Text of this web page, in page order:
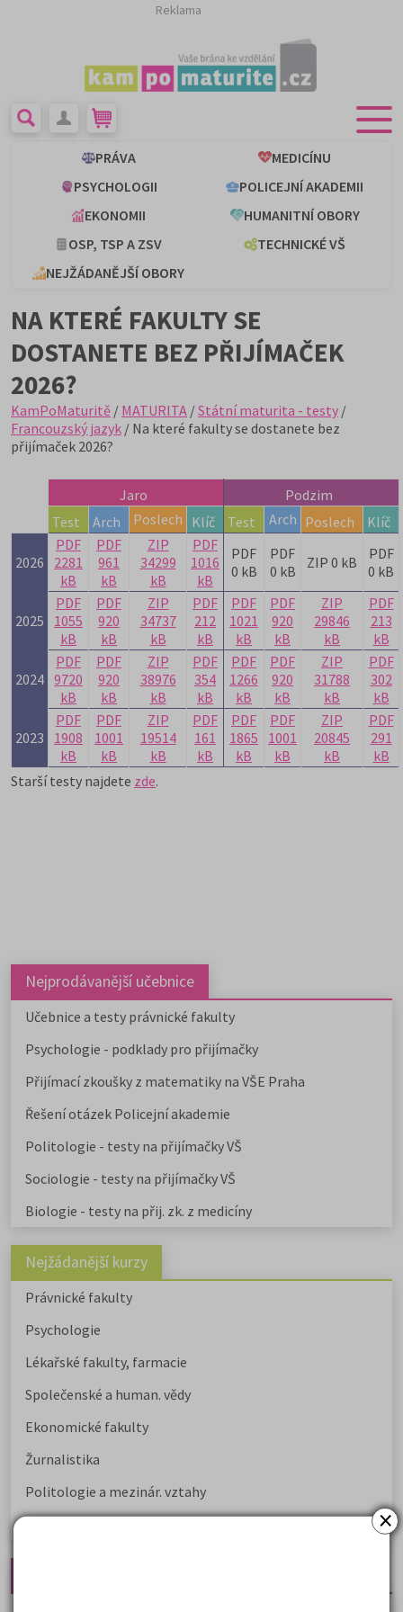
×
Reklama
PRÁVA
MEDICÍNU
PSYCHOLOGII
POLICEJNÍ AKADEMII
EKONOMII
HUMANITNÍ OBORY
OSP, TSP A ZSV
TECHNICKÉ VŠ
NEJŽÁDANĚJŠÍ OBORY
NA KTERÉ FAKULTY SE
DOSTANETE BEZ PŘIJÍMAČEK
2026?
KamPoMaturitě / MATURITA /Státní maturita - testy /
Francouzský jazyk / Na které fakulty se dostanete bez
přijímaček 2026?
Jaro
Podzim
Test
Arch Poslech Klíč Test Arch Poslech Klíč
2026
PDF
2281
kB
PDF
961
kB
ZIP
34299
kB
PDF
1016
kB
PDF
0 kB
PDF
0 kB
ZIP 0 kB
PDF
0 kB
2025
PDF
1055
kB
PDF
920
kB
ZIP
34737
kB
PDF
212
kB
PDF
1021
kB
PDF
920
kB
ZIP
29846
kB
PDF
213
kB
2024
PDF
9720
kB
PDF
920
kB
ZIP
38976
kB
PDF
354
kB
PDF
1266
kB
PDF
920
kB
ZIP
31788
kB
PDF
302
kB
2023
PDF
1908
kB
PDF
1001
kB
ZIP
19514
kB
PDF
161
kB
PDF
1865
kB
PDF
1001
kB
ZIP
20845
kB
PDF
291
kB
Starší testy najdete zde.
Nejprodávanější učebnice
Učebnice a testy právnické fakulty
Psychologie - podklady pro přijímačky
Přijímací zkoušky z matematiky na VŠE Praha
Řešení otázek Policejní akademie
Politologie - testy na přijímačky VŠ
Sociologie - testy na přijímačky VŠ
Biologie - testy na přij. zk. z medicíny
Nejžádanější kurzy
Právnické fakulty
Psychologie
Lékařské fakulty, farmacie
Společenské a human. vědy
Ekonomické fakulty
Žurnalistika
Politologie a mezinár. vztahy